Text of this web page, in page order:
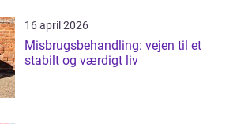
16 april 2026
Misbrugsbehandling: vejen til et
stabilt og værdigt liv